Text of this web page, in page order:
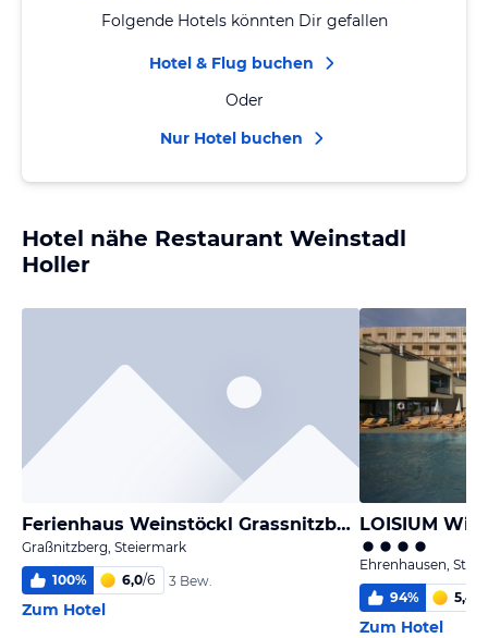
Folgende Hotels könnten Dir gefallen
Hotel & Flug buchen
Oder
Nur Hotel buchen
Hotel nähe Restaurant Weinstadl
Holler
Ferienhaus Weinstöckl Grassnitzberg
Graßnitzberg, Steiermark
100% 6,0/6 3 Bew.
Zum Hotel
Ehrenhausen,
94% 5,4
Zum Hotel